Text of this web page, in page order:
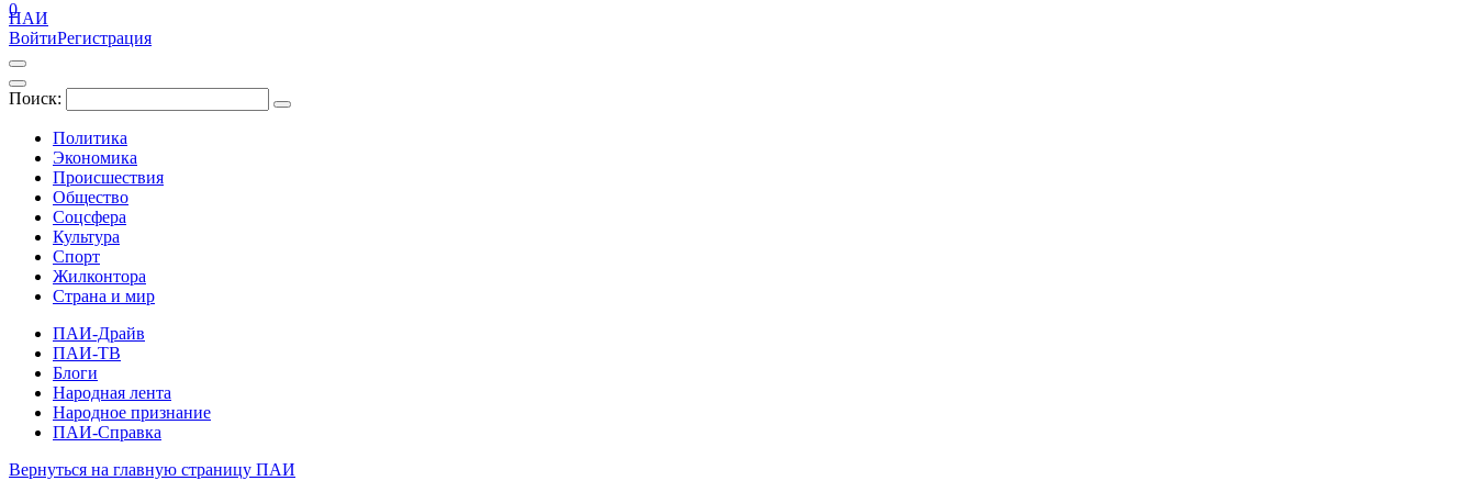
ПАИ
ВойтиРегистрация
Поиск:
Политика
Экономика
Происшествия
Общество
Соцсфера
Культура
Спорт
Жилконтора
Страна и мир
ПАИ-Драйв
ПАИ-ТВ
Блоги
Народная лента
Народное признание
ПАИ-Справка
0
Вернуться на главную страницу ПАИ